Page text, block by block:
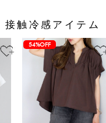
接触冷感アイテム
54%OFF